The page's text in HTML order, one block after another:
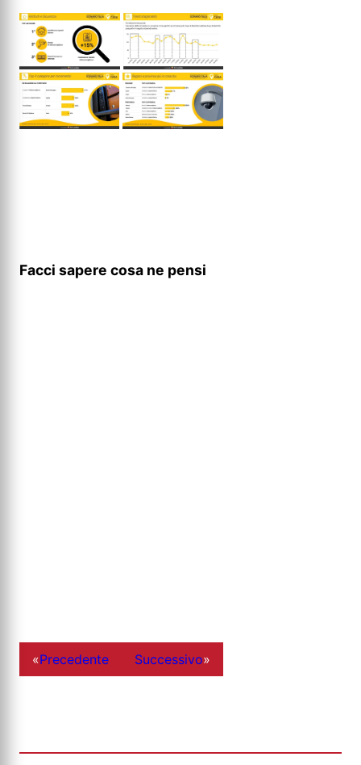
Facci sapere cosa ne pensi
«Precedente Successivo»